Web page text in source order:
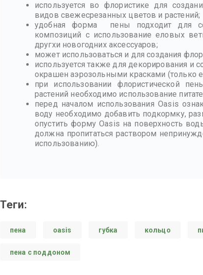
используется во флористике для
видов свежесрезанных цветов и растений;
удобная форма пены подходит для
композиций с использование еловых
другхи новогодних аксессуаров;
может использоваться и для создания
используется также для декорирования
окрашен аэрозольными красками (только
при использовании флористической
растений необходимо использование
перед началом использования Oasis
воду необходимо добавить подкормку,
опустить форму Oasis на поверхность
должна пропитаться раствором
использованию).
теги:
пена oasis губка кольцо
пена с поддоном